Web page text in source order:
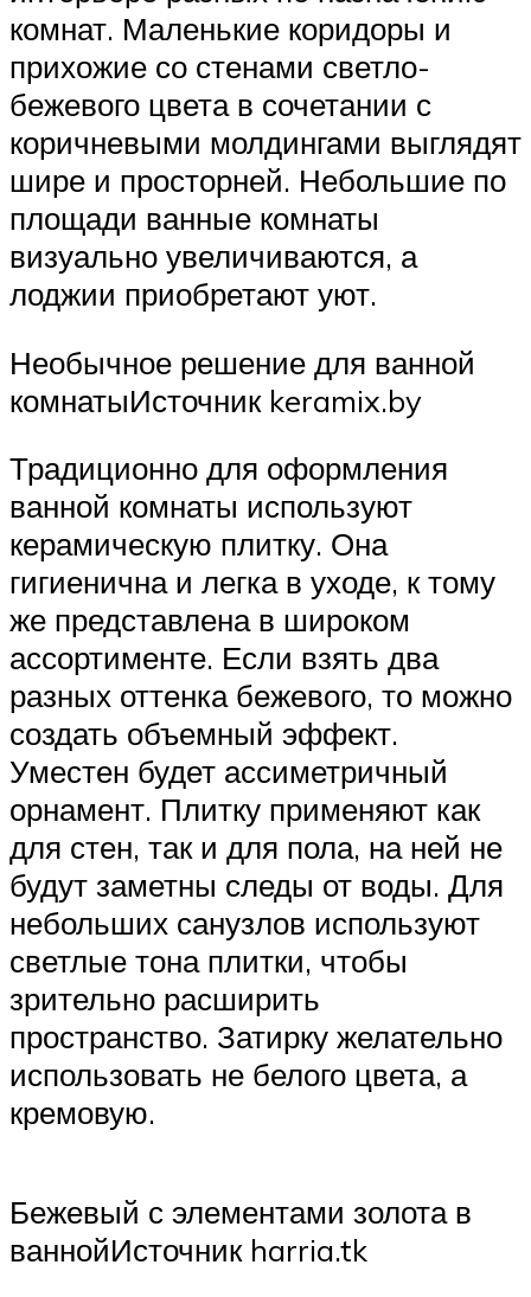
комнат. Маленькие коридоры и
прихожие со стенами светло-
бежевого цвета в сочетании с
коричневыми молдингами выглядят
шире и просторней. Небольшие по
площади ванные комнаты
визуально увеличиваются, а
лоджии приобретают уют.
Необычное решение для ванной
комнатыИсточник keramix.by
Традиционно для оформления
ванной комнаты используют
керамическую плитку. Она
гигиенична и легка в уходе, к тому
же представлена в широком
ассортименте. Если взять два
разных оттенка бежевого, то можно
создать объемный эффект.
Уместен будет ассиметричный
орнамент. Плитку применяют как
для стен, так и для пола, на ней не
будут заметны следы от воды. Для
небольших санузлов используют
светлые тона плитки, чтобы
зрительно расширить
пространство. Затирку желательно
использовать не белого цвета, а
кремовую.
Бежевый с элементами золота в
ваннойИсточник harria.tk